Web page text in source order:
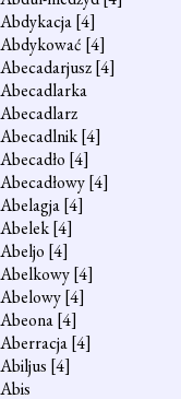
Abdykacja[4]
Abdykować [4]
Abecadarjusz[4]
Abecadlarka
Abecadlarz
Abecadlnik[4]
Abecadło [4]
Abecadłowy[4]
Abelagja[4]
Abelek[4]
Abeljo [4]
Abelkowy[4]
Abelowy[4]
Abeona[4]
Aberracja[4]
Abiljus [4]
Abis